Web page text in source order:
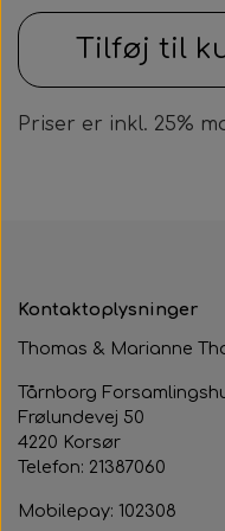
Aften med
Tilføj til
Priser er inkl. 25%
Kontaktoplysninger
Thomas & Marianne
Tårnborg
Frølundevej 50
4220 Korsør
Telefon: 21387060
Mobilepay: 102308